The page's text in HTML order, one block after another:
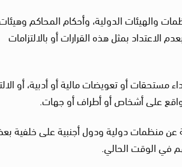
والهيئات الدولية، وأحكام المحاكم
الاعتداد بمثل هذه القرارات أو بالالتزامات
أو تعويضات مالية أو أدبية، أو
على أشخاص أو أطراف أو جهات.
عن منظمات دولية ودول أجنبية على خلفية
في الوقت الحالي.